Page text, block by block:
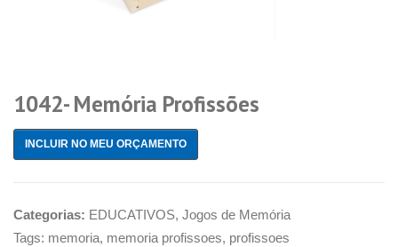
1042- Memória Profissões
INCLUIR NO MEU ORÇAMENTO
Categorias: EDUCATIVOS, Jogos de Memória
Tags: memoria, memoria profissoes, profissoes